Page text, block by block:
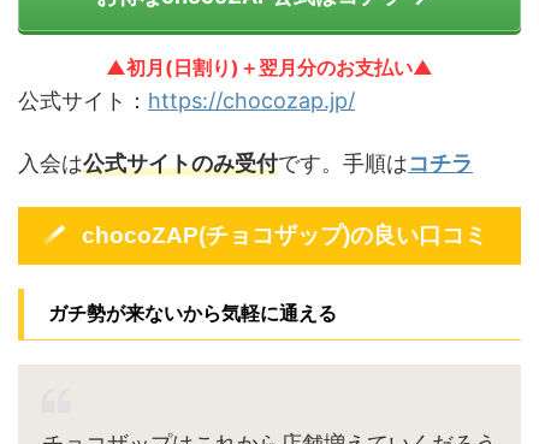
▲初月(日割り)＋翌月分のお支払い▲
公式サイト： https://chocozap.jp/
入会は公式サイトのみ受付です。手順はコチラ
chocoZAP(チョコザップ)の良い口コミ
ガチ勢が来ないから気軽に通える